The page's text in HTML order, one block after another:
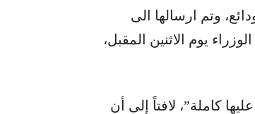
وتم ارسالها الى
يوم الاثنين المقبل،
سيحصلون عليها كاملة”، لافتاً إلى أن